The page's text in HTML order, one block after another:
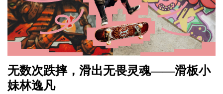
无数次跌摔，滑出无畏灵魂——滑板小
妹林逸凡